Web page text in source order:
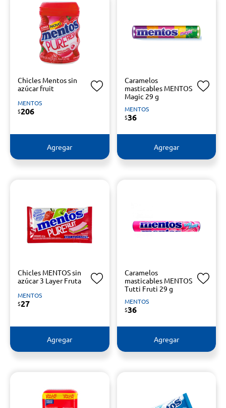
Chicles Mentos sin
azúcar fruit
MENTOS
$206
Agregar
Caramelos
masticables MENTOS
Magic 29 g
MENTOS
$36
Agregar
Chicles MENTOS sin
azúcar 3 Layer Fruta
MENTOS
$27
Agregar
Caramelos
masticables MENTOS
Tutti Fruti 29 g
MENTOS
$36
Agregar